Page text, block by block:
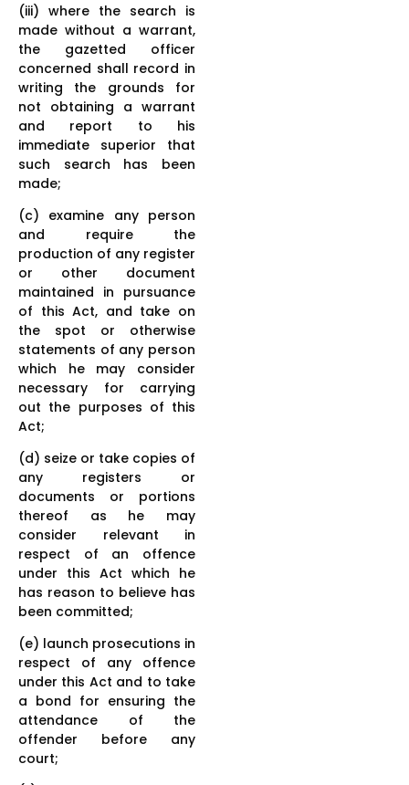
(iii) where the search is
made without a warrant,
the gazetted officer
concerned shall record in
writing the grounds for
not obtaining a warrant
and report to his
immediate superior that
such search has been
made;
(c) examine any person
and require the
production of any register
or other document
maintained in pursuance
of this Act, and take on
the spot or otherwise
statements of any person
which he may consider
necessary for carrying
out the purposes of this
Act;
(d) seize or take copies of
any registers or
documents or portions
thereof as he may
consider relevant in
respect of an offence
under this Act which he
has reason to believe has
been committed;
(e) launch prosecutions in
respect of any offence
under this Act and to take
a bond for ensuring the
attendance of the
offender before any
court;